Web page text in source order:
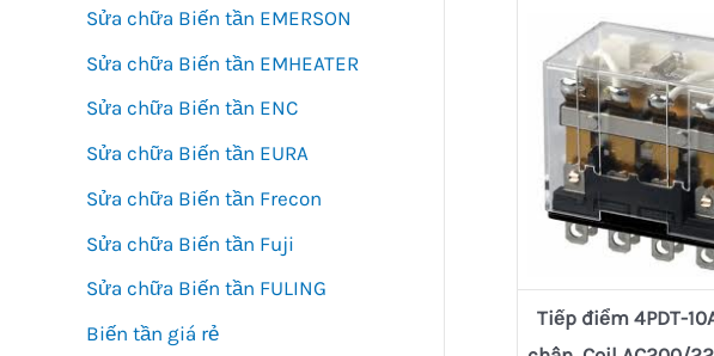
Sửa chữa Biến tần EMERSON
Sửa chữa Biến tần EMHEATER
Sửa chữa Biến tần ENC
Sửa chữa Biến tần EURA
Sửa chữa Biến tần Frecon
Sửa chữa Biến tần Fuji
Sửa chữa Biến tần FULING
Biến tần giá rẻ
Tiếp điểm 4PDT-